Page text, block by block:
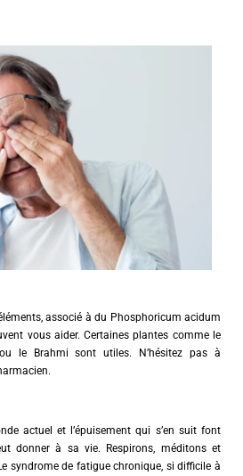
associé à du Phosphoricum acidum
vous aider. Certaines plantes comme le
ou le Brahmi sont utiles. N’hésitez pas à
actuel et l’épuisement qui s’en suit font
donner à sa vie. Respirons, méditons et
syndrome de fatigue chronique, si difficile à